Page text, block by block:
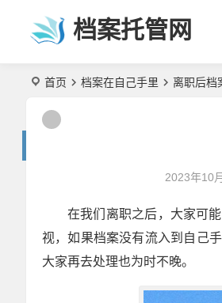
档案托管网
首页 档案在自己手里 离职后档
2023年10
在我们离职之后，大家可
视，如果档案没有流入到自己
大家再去处理也为时不晚。